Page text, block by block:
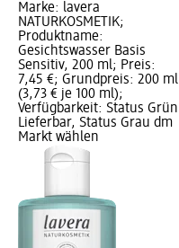
Marke: lavera
NATURKOSMETIK;
Produktname:
Gesichtswasser Basis
Sensitiv, 200 ml; Preis:
7,45 €; Grundpreis: 200 ml
(3,73 € je 100 ml);
Verfügbarkeit: Status Grün
Lieferbar, Status Grau dm
Markt wählen